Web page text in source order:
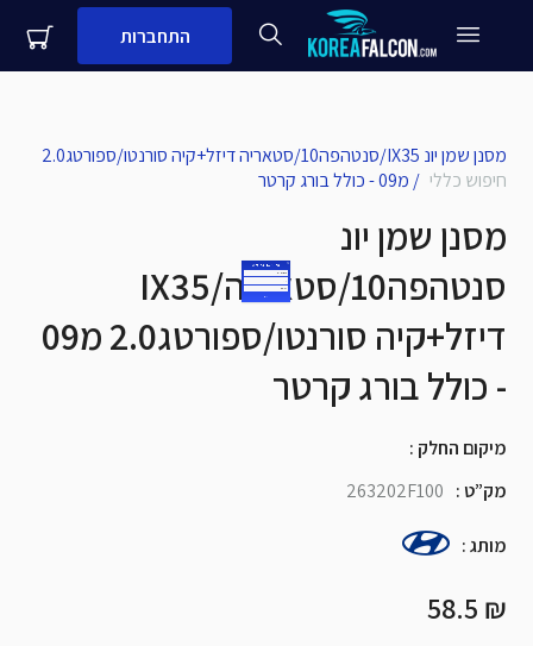
התחברות
עדיין לא לקוח עסקי שלנו?
מספר נייד
שם העסק
מסנן שמן יונ IX35/סנטהפה10/סטאריה דיזל+קיה סורנטו/ספורטג2.0
מ09 - כולל בורג קרטר / חיפוש כללי
מסנן שמן יונ
IX35/סנטהפה10/סטאריה
דיזל+קיה סורנטו/ספורטג2.0 מ09
- כולל בורג קרטר
: מיקום החלק
263202F100 :מק”ט
:מותג
₪ 58.5